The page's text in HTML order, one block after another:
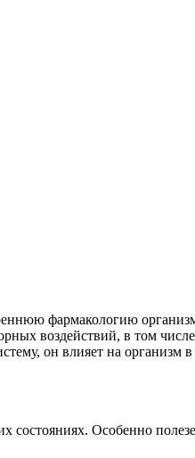
фармакологию
воздействий, в том
он влияет на организм
состояниях. Особенно